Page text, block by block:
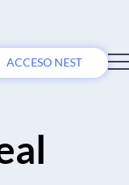
ACCESO NEST